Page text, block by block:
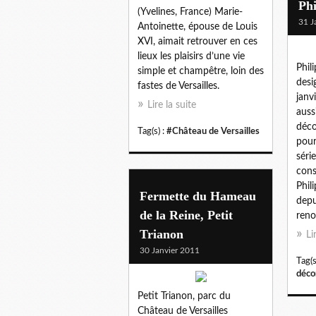
(Yvelines, France) Marie-
Antoinette, épouse de Louis
XVI, aimait retrouver en ces
lieux les plaisirs d’une vie
simple et champêtre, loin des
fastes de Versailles.
Lire la suite
Tag(s) : #Château de Versailles
31
Fermette du Hameau
de la Reine, Petit
Trianon
30 Janvier 2011
Petit Trianon, parc du
Château de Versailles